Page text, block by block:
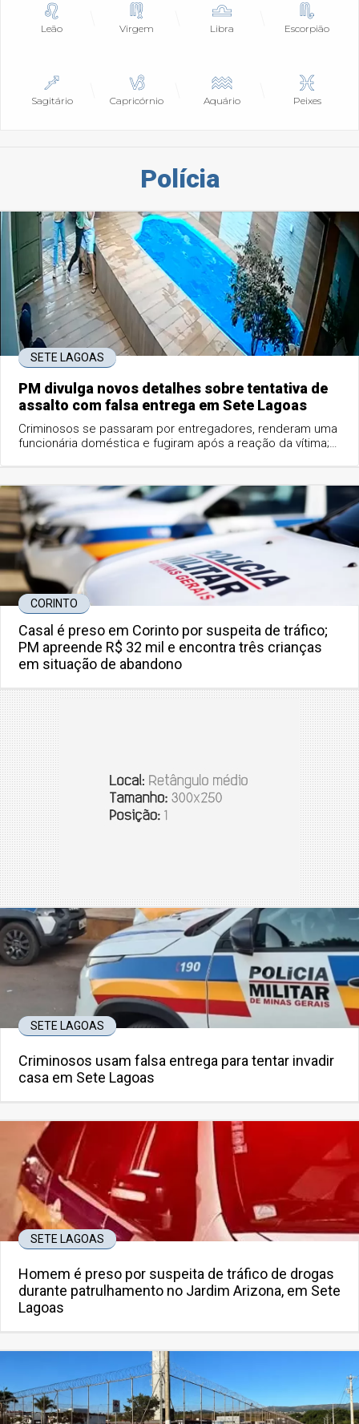
Leão Virgem Libra Escorpião
Sagitário Capricórnio Aquário Peixes
Polícia
SETE LAGOAS
PM divulga novos detalhes sobre tentativa de
assalto com falsa entrega em Sete Lagoas
Criminosos se passaram por entregadores, renderam uma
funcionária doméstica e fugiram após a reação da vítima;
CORINTO
Casal é preso em Corinto por suspeita de tráfico;
PM apreende R$ 32 mil e encontra três crianças
em situação de abandono
SETE LAGOAS
Criminosos usam falsa entrega para tentar invadir
casa em Sete Lagoas
SETE LAGOAS
Homem é preso por suspeita de tráfico de drogas
durante patrulhamento no Jardim Arizona, em Sete
Lagoas